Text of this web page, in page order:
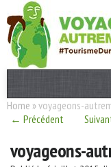
Actualités
Destinations
Home »voyageons-
← Précédent
voyageons-